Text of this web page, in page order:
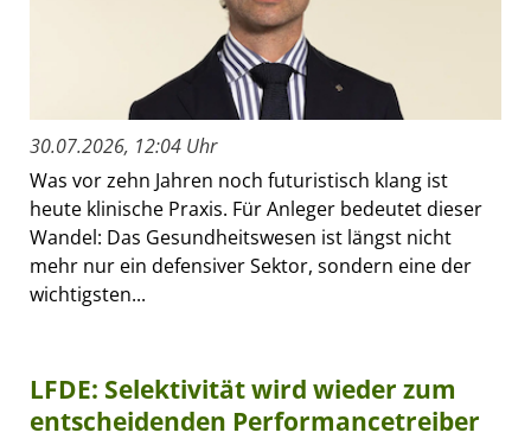
30.07.2026, 12:04 Uhr
Was vor zehn Jahren noch futuristisch klang ist
heute klinische Praxis. Für Anleger bedeutet dieser
Wandel: Das Gesundheitswesen ist längst nicht
mehr nur ein defensiver Sektor, sondern eine der
wichtigsten...
LFDE: Selektivität wird wieder zum
entscheidenden Performancetreiber